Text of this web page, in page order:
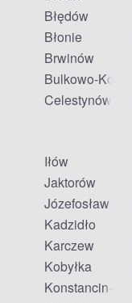
Błędów
Błonie
Brwinów
Bulkowo-
Celestynów
Iłów
Jaktorów
Józefosław
Kadzidło
Karczew
Kobyłka
Konstancin-